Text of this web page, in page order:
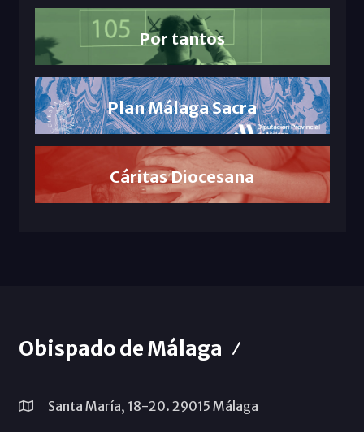
Por tantos
Plan Málaga Sacra
Cáritas Diocesana
Obispado de Málaga
Santa María, 18-20. 29015 Málaga